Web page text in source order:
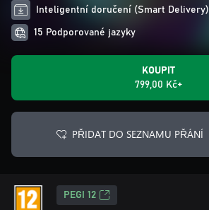
Inteligentní doručení (Smart Delivery)
15 Podporované jazyky
KOUPIT
799,00 Kč+
PŘIDAT DO SEZNAMU PŘÁNÍ
PEGI 12